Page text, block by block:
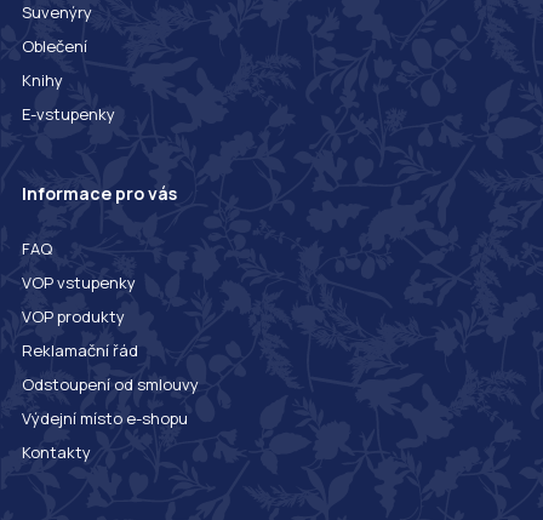
Suvenýry
Oblečení
Knihy
E-vstupenky
Informace pro vás
FAQ
VOP vstupenky
VOP produkty
Reklamační řád
Odstoupení od smlouvy
Výdejní místo e-shopu
Kontakty